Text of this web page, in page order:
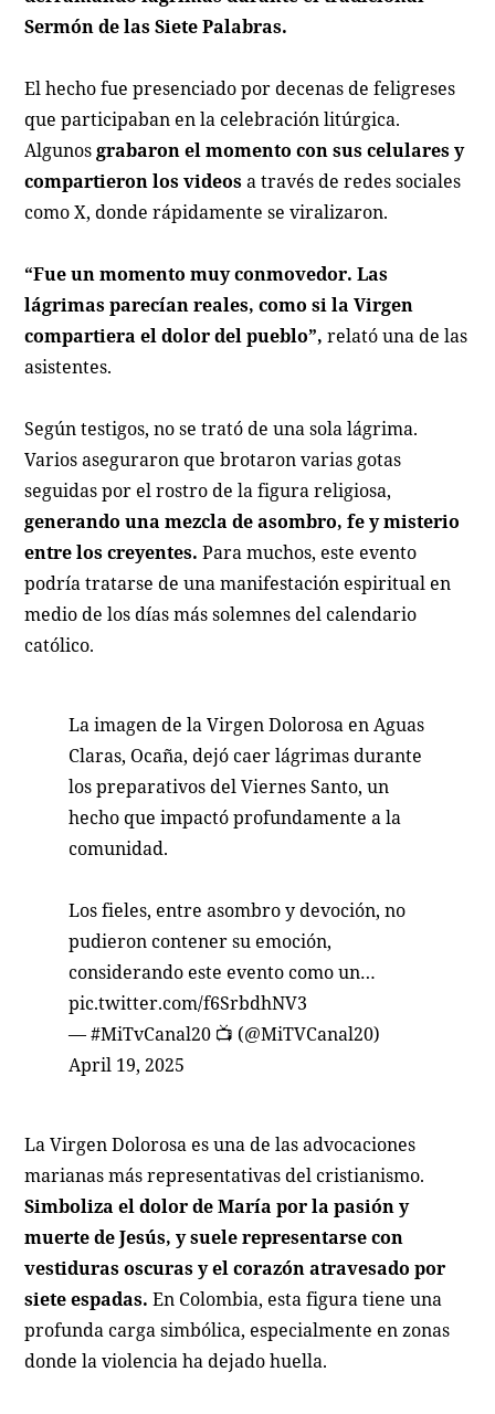
Sermón de las Siete Palabras.
El hecho fue presenciado por decenas de feligreses
que participaban en la celebración litúrgica.
Algunosgrabaron el momento con sus celulares y
compartieron los videosa través de redes sociales
como X, donde rápidamente se viralizaron.
“Fue un momento muy conmovedor. Las
lágrimas parecían reales, como si la Virgen
compartiera el dolor del pueblo”, relató una de las
asistentes.
Según testigos, no se trató de una sola lágrima.
Varios aseguraron que brotaron varias gotas
seguidas por el rostro de la figura religiosa,
generando una mezcla de asombro, fe y misterio
entre los creyentes. Para muchos, este evento
podría tratarse de una manifestación espiritual en
medio de los días más solemnes del calendario
católico.
La imagen de la Virgen Dolorosa en Aguas
Claras, Ocaña, dejó caer lágrimas durante
los preparativos del Viernes Santo, un
hecho que impactó profundamente a la
comunidad.
Los fieles, entre asombro y devoción, no
pudieron contener su emoción,
considerando este evento como un…
pic.twitter.com/f6SrbdhNV3
— #MiTvCanal20 📺 (@MiTVCanal20)
April 19, 2025
La Virgen Dolorosa es una de las advocaciones
marianas más representativas del cristianismo.
Simboliza el dolor de María por la pasión y
muerte de Jesús, y suele representarse con
vestiduras oscuras y el corazón atravesado por
siete espadas. En Colombia, esta figura tiene una
profunda carga simbólica, especialmente en zonas
donde la violencia ha dejado huella.